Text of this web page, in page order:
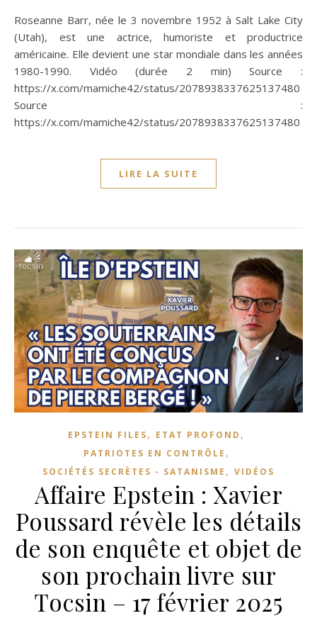
Roseanne Barr, née le 3 novembre 1952 à Salt Lake City
(Utah), est une actrice, humoriste et productrice
américaine. Elle devient une star mondiale dans les années
1980-1990. Vidéo (durée 2 min) Source :
https://x.com/mamiche42/status/2078938337625137480
Source :
https://x.com/mamiche42/status/2078938337625137480
LIRE LA SUITE
EPSTEIN FILES, ETAT PROFOND ,
PATRIOTES EN CONTRÔLE ,
SOCIÉTÉS SECRÈTES - SATANISME , VIDÉOS
Affaire Epstein : Xavier
Poussard révèle les détails
de son enquête et objet de
son prochain livre sur
Tocsin – 17 février 2025